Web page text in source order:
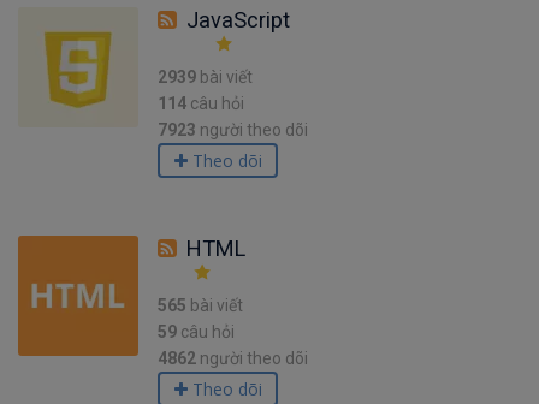
JavaScript
2939 bài viết
114 câu hỏi
7923 người theo dõi
Theo dõi
HTML
565 bài viết
59 câu hỏi
4862 người theo dõi
Theo dõi